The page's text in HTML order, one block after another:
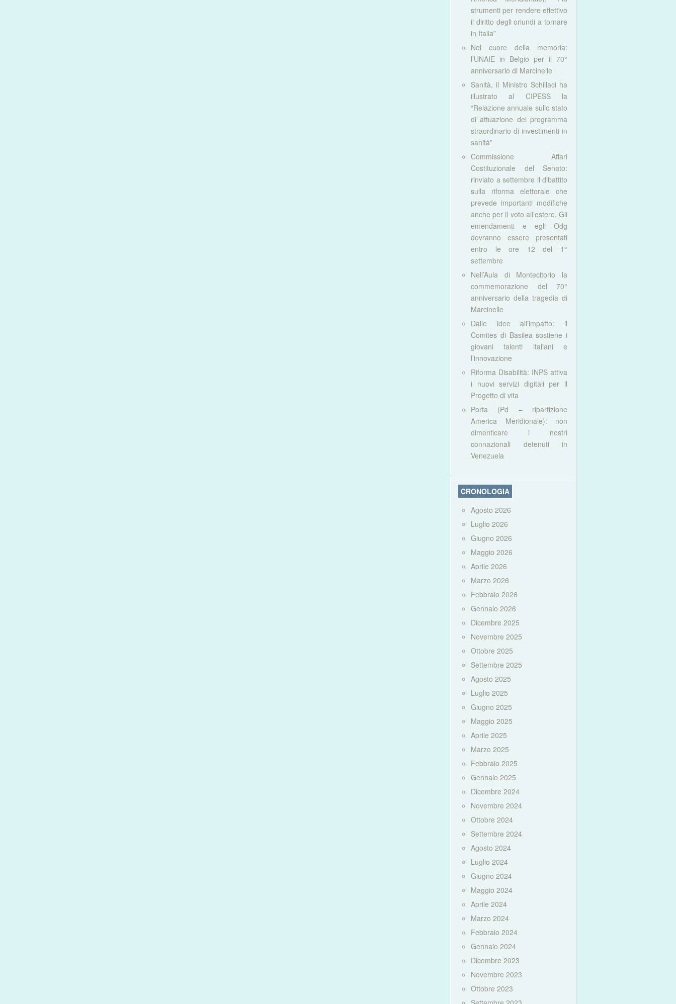
strumenti per rendere effettivo
il diritto degli oriundi a tornare
in Italia”
Nel cuore della memoria:
l’UNAIE in Belgio per il 70°
anniversario di Marcinelle
Sanità, il Ministro Schillaci ha
illustrato al CIPESS la
“Relazione annuale sullo stato
di attuazione del programma
straordinario di investimenti in
sanità”
Commissione Affari
Costituzionale del Senato:
rinviato a settembre il dibattito
sulla riforma elettorale che
prevede importanti modifiche
anche per il voto all’estero. Gli
emendamenti e egli Odg
dovranno essere presentati
entro le ore 12 del 1°
settembre
Nell’Aula di Montecitorio la
commemorazione del 70°
anniversario della tragedia di
Marcinelle
Dalle idee all’impatto: il
Comites di Basilea sostiene i
giovani talenti italiani e
l’innovazione
Riforma Disabilità: INPS attiva
i nuovi servizi digitali per il
Progetto di vita
Porta (Pd – ripartizione
America Meridionale): non
dimenticare i nostri
connazionali detenuti in
Venezuela
CRONOLOGIA
Agosto 2026
Luglio 2026
Giugno 2026
Maggio 2026
Aprile 2026
Marzo 2026
Febbraio 2026
Gennaio 2026
Dicembre 2025
Novembre 2025
Ottobre 2025
Settembre 2025
Agosto 2025
Luglio 2025
Giugno 2025
Maggio 2025
Aprile 2025
Marzo 2025
Febbraio 2025
Gennaio 2025
Dicembre 2024
Novembre 2024
Ottobre 2024
Settembre 2024
Agosto 2024
Luglio 2024
Giugno 2024
Maggio 2024
Aprile 2024
Marzo 2024
Febbraio 2024
Gennaio 2024
Dicembre 2023
Novembre 2023
Ottobre 2023